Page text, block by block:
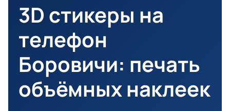
3D стикеры на
телефон
Боровичи: печать
объёмных наклеек